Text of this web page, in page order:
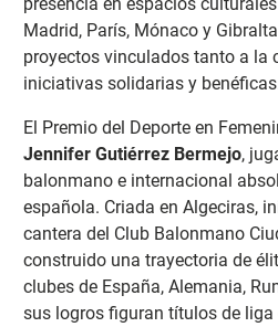
Madrid, París, Mónaco y
proyectos vinculados tanto a la
iniciativas solidarias y
El Premio del Deporte en
Jennifer Gutiérrez Bermejo,
balonmano e internacional
española. Criada en Algeciras,
cantera del Club Balonmano
construido una trayectoria de
clubes de España, Alemania,
sus logros figuran títulos de